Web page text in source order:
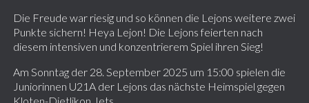
Die Freude war riesig und so können die Lejons weitere zwei
Punkte sichern! Heya Lejon! Die Lejons feierten nach
diesem intensiven und konzentrierem Spiel ihren Sieg!
Am Sonntag der 28. September 2025 um 15:00 spielen die
Juniorinnen U21A der Lejons das nächste Heimspiel gegen